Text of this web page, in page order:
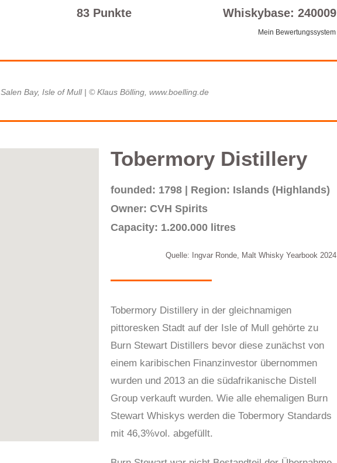
83 Punkte Whiskybase: 240009
Mein Bewertungssystem
Salen Bay, Isle of Mull | © Klaus Bölling, www.boelling.de
Tobermory Distillery
founded: 1798 | Region: Islands (Highlands)
Owner: CVH Spirits
Capacity: 1.200.000 litres
Quelle: Ingvar Ronde, Malt Whisky Yearbook 2024
Tobermory Distillery in der gleichnamigen
pittoresken Stadt auf der Isle of Mull gehörte zu
Burn Stewart Distillers bevor diese zunächst von
einem karibischen Finanzinvestor übernommen
wurden und 2013 an die südafrikanische Distell
Group verkauft wurden. Wie alle ehemaligen Burn
Stewart Whiskys werden die Tobermory Standards
mit 46,3%vol. abgefüllt.